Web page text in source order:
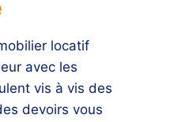
locatif
avec les
vis à vis des
devoirs vous